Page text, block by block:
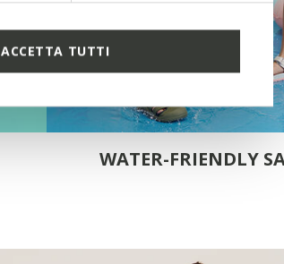
ACCETTA TUTTI
WATER-FRIENDLY